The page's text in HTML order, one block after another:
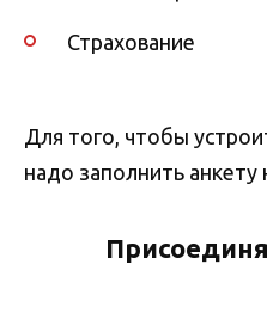
Страхование
Для того, чтобы
надо заполнить анкету